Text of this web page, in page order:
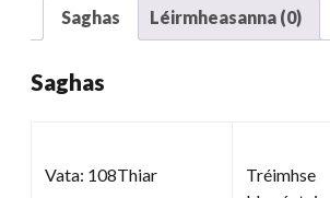
Saghas Léirmheasanna (0)
Saghas
Vata: 108Thiar
Tréimhse